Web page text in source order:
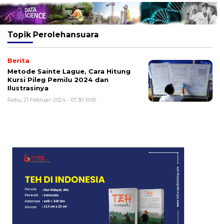
Topik Perolehansuara
Berita
Metode Sainte Lague, Cara Hitung
Kursi Pileg Pemilu 2024 dan
Ilustrasinya
Rabu, 21 Februari 2024 - 07:30 WIB